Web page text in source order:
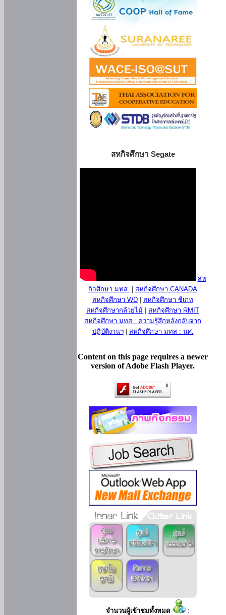
สหกิจศึกษา Segate
สห
กิจศึกษา มทส.
สหกิจศึกษา CANADA
สหกิจศึกษา WD
สหกิจศึกษา ซีเกท
สหกิจศึกษากล้วยไม้
สหกิจศึกษา RMIT
สหกิจศึกษา มทส : ความรู้สึกหลังกลับจาก
ปฏิบัติงานฯ| สหกิจศึกษา มทส : นศ.
Content on this page requires a newer
version of Adobe Flash Player.
จำนวนผู้เข้าชมทั้งหมด :